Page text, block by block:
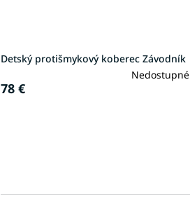
Detský protišmykový koberec Závodník
Nedostupné
78 €